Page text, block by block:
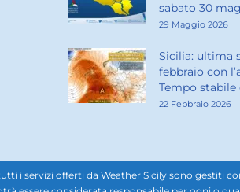
sabato 30
29 Maggio 2026
Sicilia: ultima
febbraio con
Tempo stabile
22 Febbraio 2026
i servizi offerti da Weather Sicily sono gestiti